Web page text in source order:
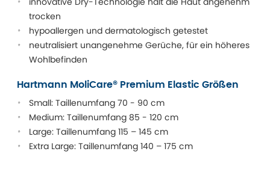
trocken
hypoallergen und dermatologisch getestet
neutralisiert unangenehme Gerüche, für ein höheres
Wohlbefinden
Hartmann MoliCare® Premium Elastic Größen
Small: Taillenumfang 70 - 90 cm
Medium: Taillenumfang 85 - 120 cm
Large: Taillenumfang 115 – 145 cm
Extra Large: Taillenumfang 140 – 175 cm